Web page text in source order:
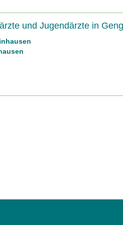
und Jugendärzte in